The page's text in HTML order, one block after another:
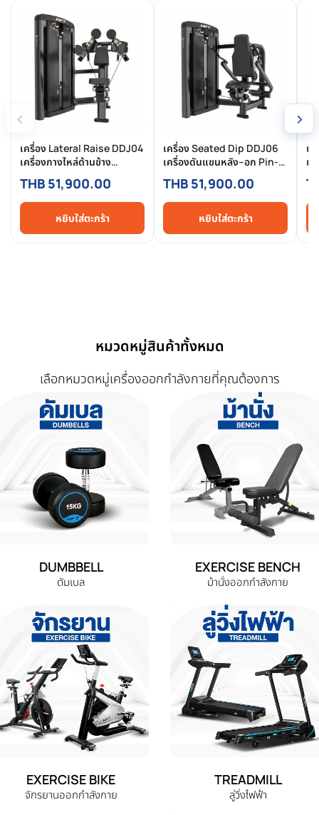
‹
เครื่อง Lateral Raise DDJ04
เครื่องกางไหล่ด้านข้าง
Commercial แบบ Pin-
Selected สำหรับฟิตเนสมือ
อาชีพ
THB 51,900.00
หยิบใส่ตะกร้า
เครื่อง Seated Dip DDJ06
เครื่องดันแขนหลัง–อก Pin-
Selected Commercial
สำหรับฟิตเนสมืออาชีพ
THB 51,900.00
หยิบใส่ตะกร้า
เ
เ
›
หมวดหมู่สินค้าทั้งหมด
เลือกหมวดหมู่เครื่องออกกำลังกายที่คุณต้องการ
DUMBBELL
ดัมเบล
EXERCISE BENCH
ม้านั่งออกกำลังกาย
EXERCISE BIKE
จักรยานออกกำลังกาย
TREADMILL
ลู่วิ่งไฟฟ้า